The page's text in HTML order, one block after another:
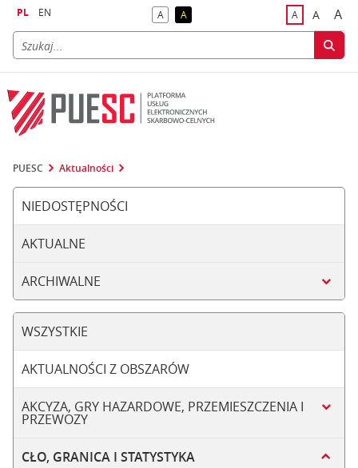
PL EN Akontrast domyślny
Akontrast żółty tekst na czarnym tle
Adomyślna
A A
PUESC Aktualności
NIEDOSTĘPNOŚCI
AKTUALNE
ARCHIWALNE
WSZYSTKIE
AKTUALNOŚCI Z OBSZARÓW
AKCYZA, GRY HAZARDOWE, PRZEMIESZCZENIA I
PRZEWOZY
CŁO, GRANICA I STATYSTYKA